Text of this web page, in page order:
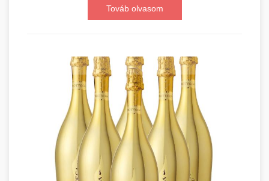
Továb olvasom